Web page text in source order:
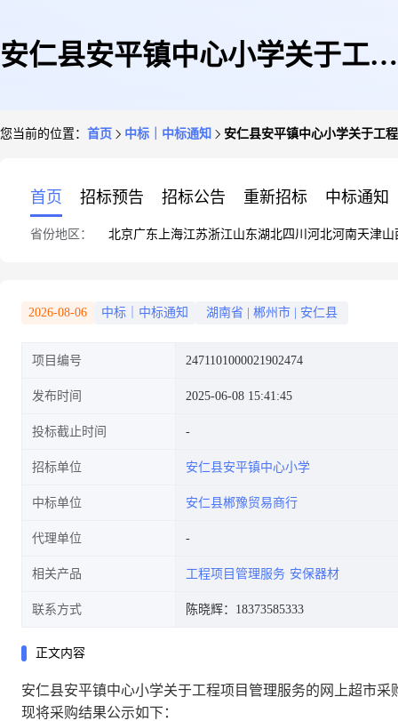
安仁县安平镇中心小学关于工程
您当前的位置： 首页 中标｜中标通知 安仁县安平镇中心小学关于工
首页 招标预告 招标公告 重新招标 中标通知
省份地区： 北京广东 上海江苏浙江山东湖北四川 河北河南天津山
2026-08-06 中标｜中标通知 湖南省 郴州市 安仁县
项目编号 2471101000021902474
发布时间 2025-06-08 15:41:45
投标截止时间
招标单位 安仁县安平镇中心小学
中标单位 安仁县郴豫贸易商行
代理单位
相关产品 工程项目管理服务 安保器材
联系方式 陈晓辉：18373585333
正文内容
安仁县安平镇中心小学关于工程项目管理服务的网上超市采
现将采购结果公示如下：